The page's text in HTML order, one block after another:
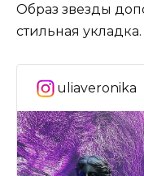
Образ звезды
стильная укладка.
uliaveronika